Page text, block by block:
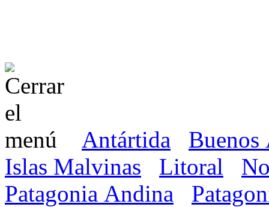
Antártida
Buenos
Islas Malvinas
Litoral
Patagonia Andina